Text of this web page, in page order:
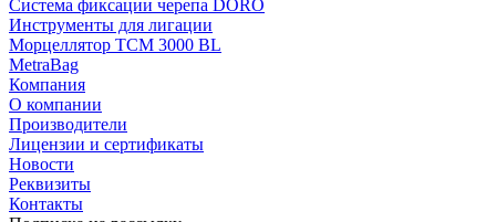
Система фиксации черепа DORO
Инструменты для лигации
Морцеллятор ТСМ 3000 BL
MetraBag
Компания
О компании
Производители
Лицензии и сертификаты
Новости
Реквизиты
Контакты